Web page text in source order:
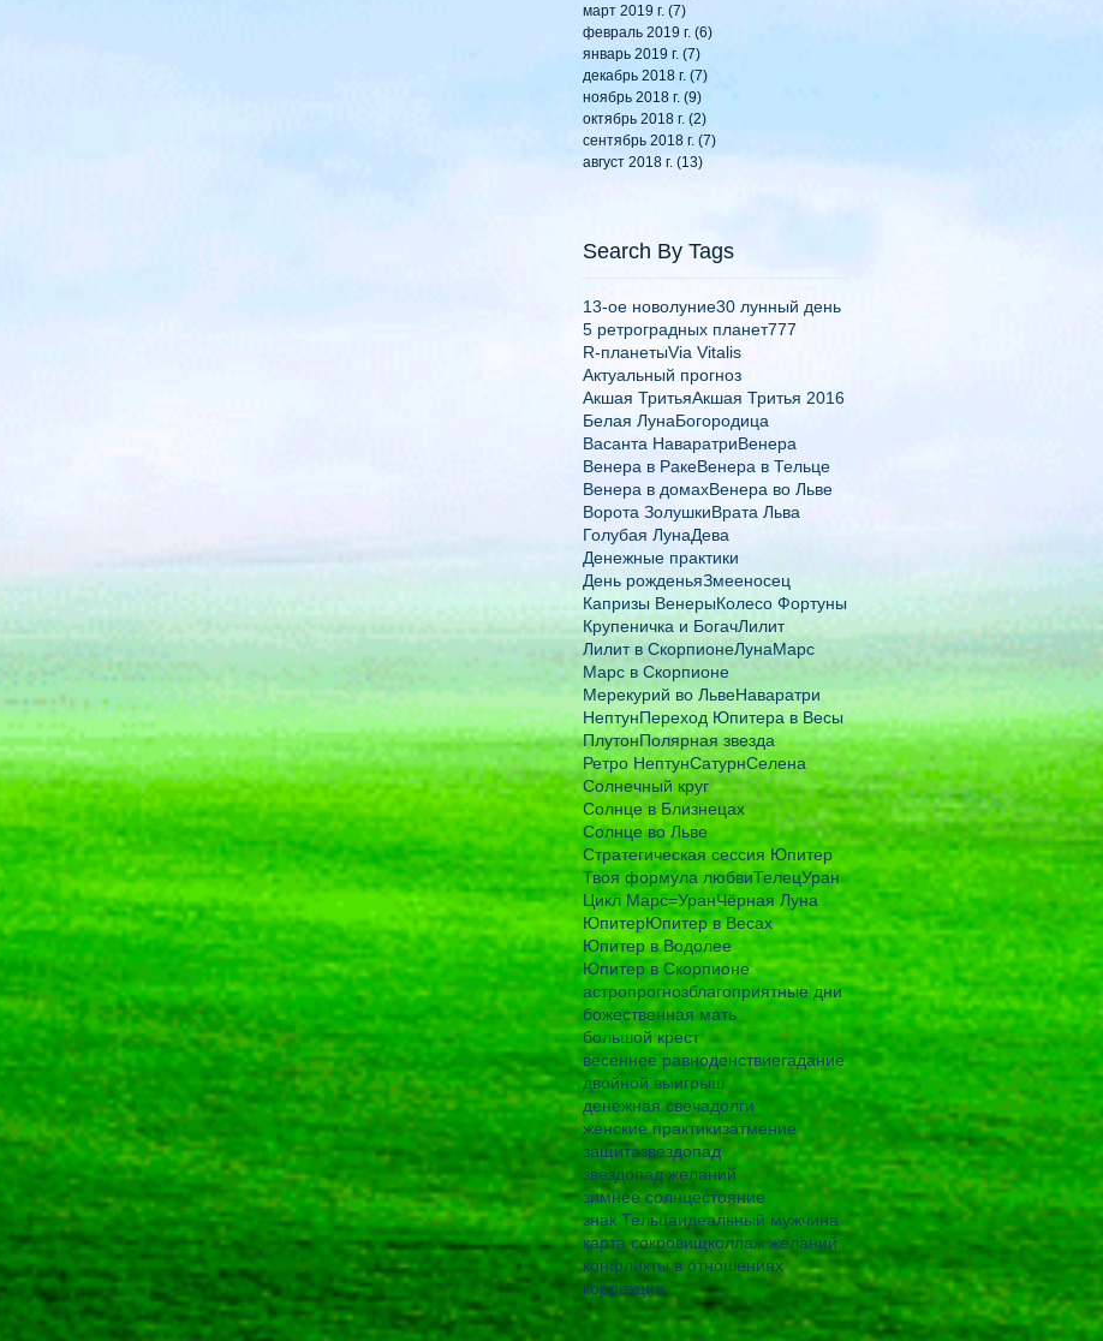
март 2019 г. (7)
февраль 2019 г. (6)
январь 2019 г. (7)
декабрь 2018 г. (7)
ноябрь 2018 г. (9) 9 постов
октябрь 2018 г. (2)
сентябрь 2018 г. (7)
август 2018 г. (13)
Search By Tags
13-ое новолуние30 лунный день
5 ретроградных планет777
R-планетыVia Vitalis
Актуальный прогноз
Акшая ТритьяАкшая Тритья 2016
Белая ЛунаБогородица
Васанта НаваратриВенера
Венера в РакеВенера в Тельце
Венера в домахВенера во Льве
Ворота ЗолушкиВрата Льва
Голубая ЛунаДева
Денежные практики
День рожденьяЗмееносец
Капризы ВенерыКолесо Фортуны
Крупеничка и БогачЛилит
Лилит в СкорпионеЛунаМарс
Марс в Скорпионе
Мерекурий во ЛьвеНаваратри
НептунПереход Юпитера в Весы
ПлутонПолярная звезда
Ретро НептунСатурнСелена
Солнечный круг
Солнце в Близнецах
Солнце во Льве
Стратегическая сессия Юпитер
Твоя формула любвиТелецУран
Цикл Марс=УранЧёрная Луна
ЮпитерЮпитер в Весах
Юпитер в Водолее
Юпитер в Скорпионе
астропрогнозблагоприятные дни
божественная мать
большой крест
весеннее равноденствиегадание
двойной выигрыш
денежная свечадолги
женские практикизатмение
защитазвездопад
звездопад желаний
зимнее солнцестояние
знак Тельцаидеальный мужчина
карта сокровищколлаж желаний
конфликты в отношениях
коррекция